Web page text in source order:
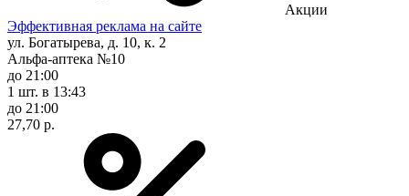
Акции
Эффективная реклама на сайте
ул. Богатырева, д. 10, к. 2
Альфа-аптека №10
до 21:00
1 шт. в 13:43
до 21:00
27,70 р.